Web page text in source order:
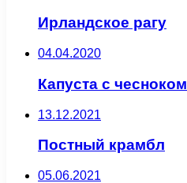
Ирландское рагу
04.04.2020
Капуста с
13.12.2021
Постный крамбл
05.06.2021